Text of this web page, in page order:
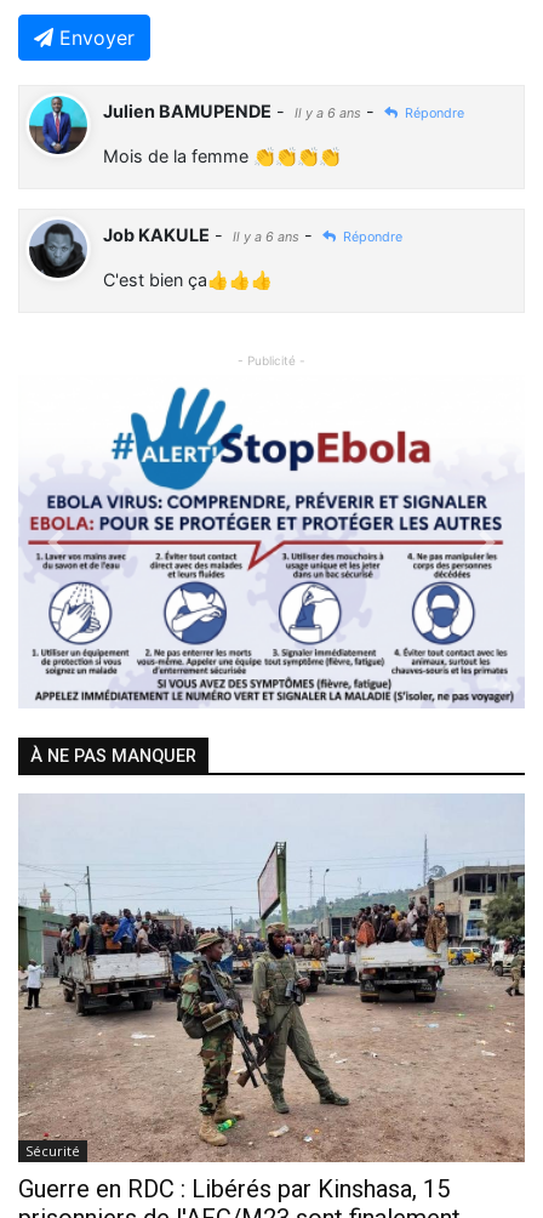
Envoyer
Julien BAMUPENDE - Il y a 6 ans - Répondre
Mois de la femme 👏👏👏👏
Job KAKULE - Il y a 6 ans - Répondre
C'est bien ça👍👍👍
- Publicité -
Previous Next
À NE PAS MANQUER
Sécurité
Guerre en RDC : Libérés par Kinshasa, 15